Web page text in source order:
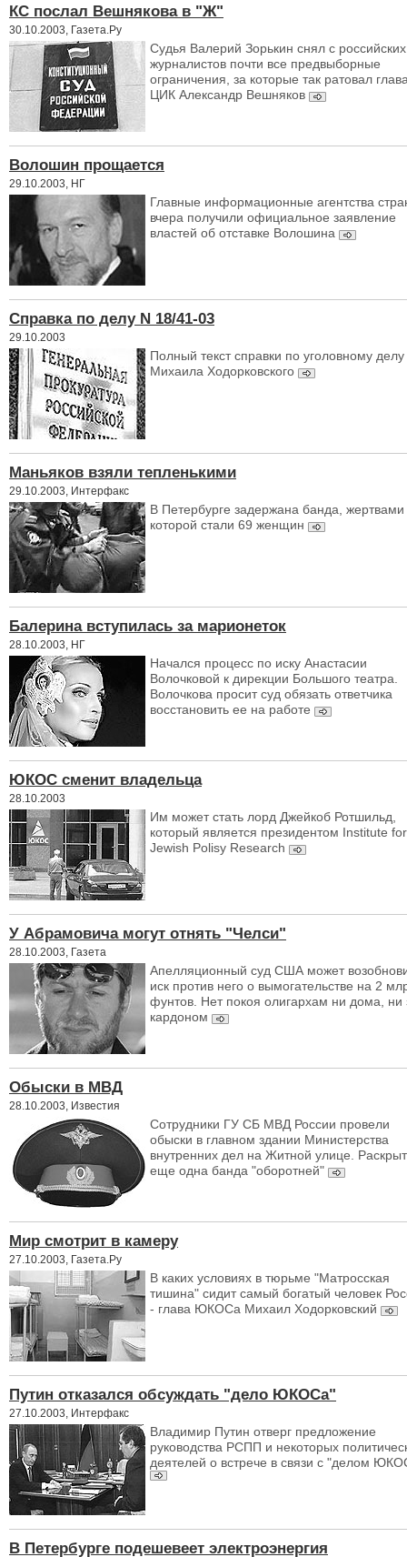
КС послал Вешнякова в "Ж"
30.10.2003, Газета.Ру
Судья Валерий Зорькин снял с российских
журналистов почти все предвыборные
ограничения, за которые так ратовал
ЦИК Александр Вешняков
Волошин прощается
29.10.2003, НГ
Главные информационные агентства
вчера получили официальное заявление
властей об отставке Волошина
Справка по делу N 18/41-03
29.10.2003
Полный текст справки по уголовному делу
Михаила Ходорковского
Маньяков взяли тепленькими
29.10.2003, Интерфакс
В Петербурге задержана банда, жертвами
которой стали 69 женщин
Балерина вступилась за марионеток
28.10.2003, НГ
Начался процесс по иску Анастасии
Волочковой к дирекции Большого театра.
Волочкова просит суд обязать ответчика
восстановить ее на работе
ЮКОС сменит владельца
28.10.2003
Им может стать лорд Джейкоб Ротшильд,
который является президентом Institute for
Jewish Polisy Research
У Абрамовича могут отнять "Челси"
28.10.2003, Газета
Апелляционный суд США может
иск против него о вымогательстве на 2
фунтов. Нет покоя олигархам ни дома, ни
кардоном
Обыски в МВД
28.10.2003, Известия
Сотрудники ГУ СБ МВД России провели
обыски в главном здании Министерства
внутренних дел на Житной улице.
еще одна банда "оборотней"
Мир смотрит в камеру
27.10.2003, Газета.Ру
В каких условиях в тюрьме "Матросская
тишина" сидит самый богатый человек
- глава ЮКОСа Михаил Ходорковский
Путин отказался обсуждать "дело ЮКОСа"
27.10.2003, Интерфакс
Владимир Путин отверг предложение
руководства РСПП и некоторых
деятелей о встрече в связи с "делом
В Петербурге подешевеет электроэнергия